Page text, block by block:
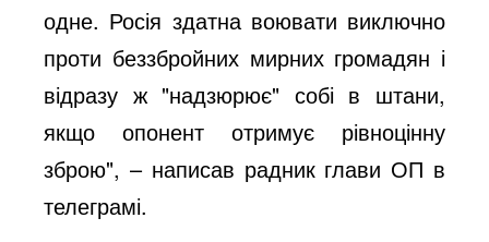
одне. Росія здатна воювати виключно
проти беззбройних мирних громадян і
відразу ж "надзюрює" собі в штани,
якщо опонент отримує рівноцінну
зброю", – написав радник глави ОП в
телеграмі.